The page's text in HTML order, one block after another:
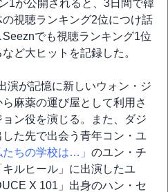
1が公開されると、3日間で韓
視聴ランキング2位につけ話
でも視聴ランキング1位
ど大ヒットを記録した。
演が記憶に新しいウォン・ジ
麻薬の運び屋として利用さ
ン役を演じる。また、ダジ
た先で出会う青年コン・ユ
たちの学校は…」 のユン・チ
ルヒール」に出演したユ
X 101」出身のハン・セ